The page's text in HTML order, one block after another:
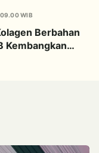
WIB
Berbahan
Kembangkan